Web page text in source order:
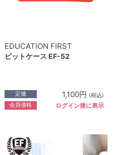
EDUCATION FIRST
ビットケース EF-52
定価 1,100円 (税込)
会員価格 ログイン後に表示